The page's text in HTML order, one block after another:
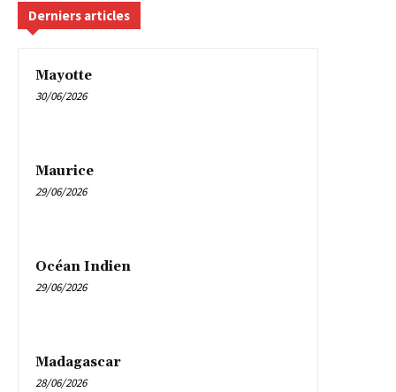
Derniers articles
Mayotte
30/06/2026
Maurice
29/06/2026
Océan Indien
29/06/2026
Madagascar
28/06/2026